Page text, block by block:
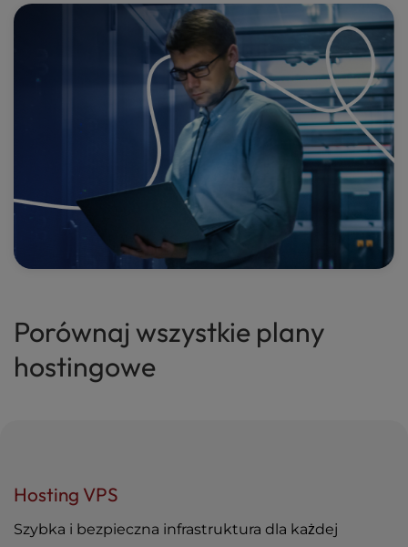
Porównaj wszystkie plany
hostingowe
Hosting VPS
Szybka i bezpieczna infrastruktura dla każdej